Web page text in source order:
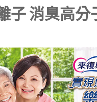
子 消臭高分